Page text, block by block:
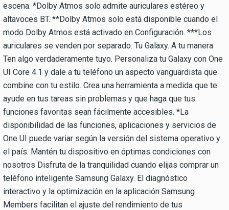
escena. *Dolby Atmos solo admite auriculares estéreo y
altavoces BT. **Dolby Atmos solo está disponible cuando el
modo Dolby Atmos está activado en Configuración. ***Los
auriculares se venden por separado. Tu Galaxy. A tu manera
Ten algo verdaderamente tuyo. Personaliza tu Galaxy con One
UI Core 4.1 y dale a tu teléfono un aspecto vanguardista que
combine con tu estilo. Crea una herramienta a medida que te
ayude en tus tareas sin problemas y que haga que tus
funciones favoritas sean fácilmente accesibles. *La
disponibilidad de las funciones, aplicaciones y servicios de
One UI puede variar según la versión del sistema operativo y
el país. Mantén tu dispositivo en óptimas condiciones con
nosotros Disfruta de la tranquilidad cuando elijas comprar un
teléfono inteligente Samsung Galaxy. El diagnóstico
interactivo y la optimización en la aplicación Samsung
Members facilitan el ajuste del rendimiento de tus